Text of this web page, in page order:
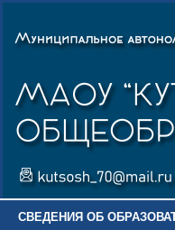
СВЕДЕНИЯ ОБ